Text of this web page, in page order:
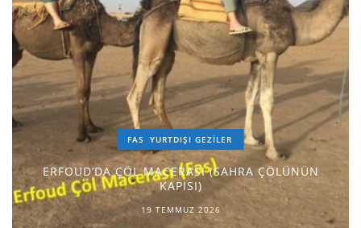
FAS YURTDIŞI GEZILER
ERFOUD’DA ÇÖL MACERASI (SAHRA ÇÖLÜNÜN
KAPISI)
19 TEMMUZ 2026